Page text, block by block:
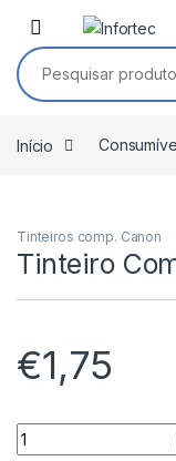
Saltar para navegação
Pular para o conteúdo
Pesquisar por:
Início
Tinteiros comp. Canon
Tinteiro
€1,75
Tinteiro Comp.